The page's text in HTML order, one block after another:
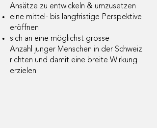
Ansätze zu entwickeln & umzusetzen
eine mittel- bis langfristige Perspektive
eröffnen
sich an eine möglichst grosse
Anzahl junger Menschen in der Schweiz
richten und damit eine breite Wirkung
erzielen